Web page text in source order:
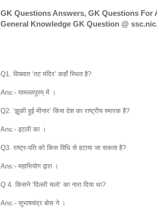
GK Questions Answers, GK Questions For
General Knowledge GK Question @
Q1. विख्यात ‘तट मंदिर’ कहाँ स्थित है?
Ans:- मामल्लपुरम् में ।
Q2. ‘झुकी हुई मीनार’ किस देश का राष्ट्रीय स्मारक है?
Ans:- इटली का ।
Q3. राष्ट्र-पति को किस विधि से हटाया जा सकता है?
Ans:- महाभियोग द्वारा ।
Q 4. किसने ‘दिल्ली चलो’ का नारा दिया था?
Ans:- सुभाषचंद्र बोस ने ।